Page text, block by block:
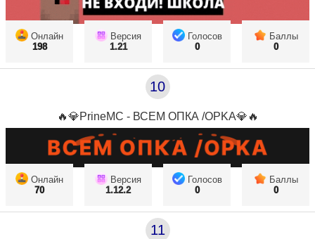
Онлайн
198
Версия
1.21
Голосов
0
Баллы
0
10
🔥💎PrineMC - ВСЕМ ОПКА /OPKA💎🔥
Онлайн
70
Версия
1.12.2
Голосов
0
Баллы
0
11